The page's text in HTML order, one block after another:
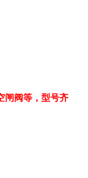
闸阀等，型号齐